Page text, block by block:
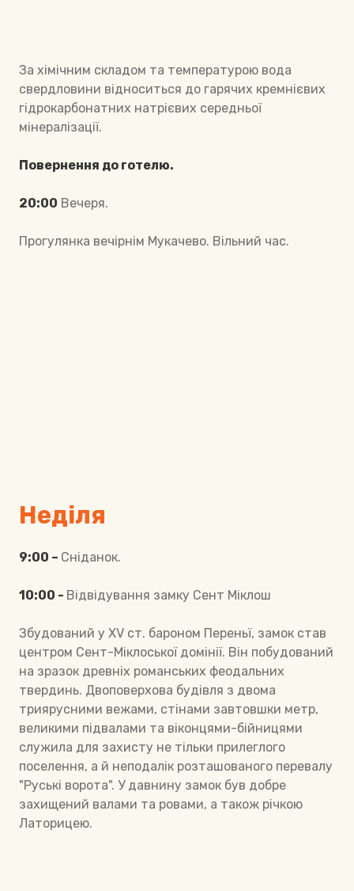
За хімічним складом та температурою вода
свердловини відноситься до гарячих кремнієвих
гідрокарбонатних натрієвих середньої
мінералізації.
Повернення до готелю.
20:00 Вечеря.
Прогулянка вечірнім Мукачево. Вільний час.
Неділя
9:00 – Сніданок.
10:00 - Відвідування замку Сент Міклош
Збудований у XV ст. бароном Переньї, замок став
центром Сент-Міклоської домінії. Він побудований
на зразок древніх романських феодальних
твердинь. Двоповерхова будівля з двома
триярусними вежами, стінами завтовшки метр,
великими підвалами та віконцями-бійницями
служила для захисту не тільки прилеглого
поселення, а й неподалік розташованого перевалу
"Руські ворота". У давнину замок був добре
захищений валами та ровами, а також річкою
Латорицею.